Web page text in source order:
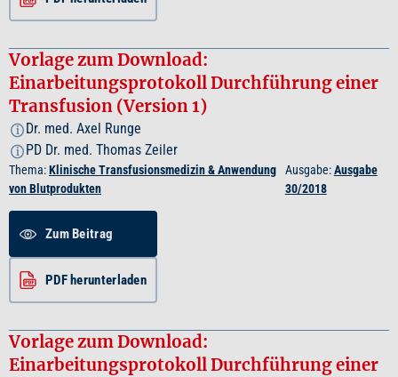
Vorlage zum Download:
Einarbeitungsprotokoll Durchführung einer
Transfusion (Version 1)
i Dr. med. Axel Runge
i PD Dr. med. Thomas Zeiler
Thema:Klinische Transfusionsmedizin & Anwendung
von Blutprodukten
Ausgabe:Ausgabe
30/2018
Zum Beitrag
PDF herunterladen
Vorlage zum Download:
Einarbeitungsprotokoll Durchführung einer